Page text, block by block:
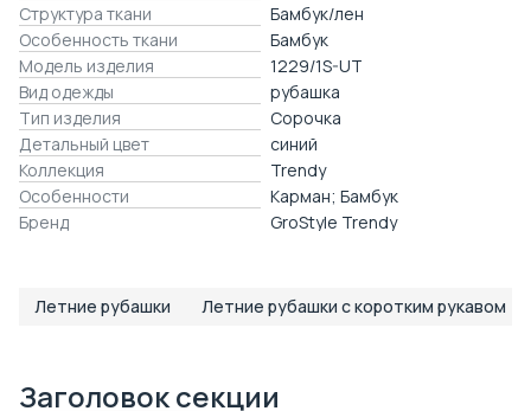
Структура ткани
Бамбук/лен
Особенность ткани
Бамбук
Модель изделия
1229/1S-UT
Вид одежды
рубашка
Тип изделия
Сорочка
Детальный цвет
синий
Коллекция
Trendy
Особенности
Карман; Бамбук
Бренд
GroStyle Trendy
Летние рубашки Летние рубашки с коротким рукавом
Заголовок секции